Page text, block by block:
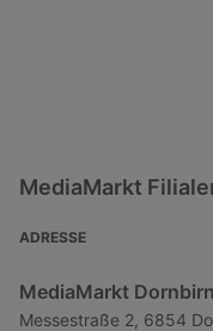
MediaMarkt
ADRESSE
MediaMarkt
Messestraße 2, 6854